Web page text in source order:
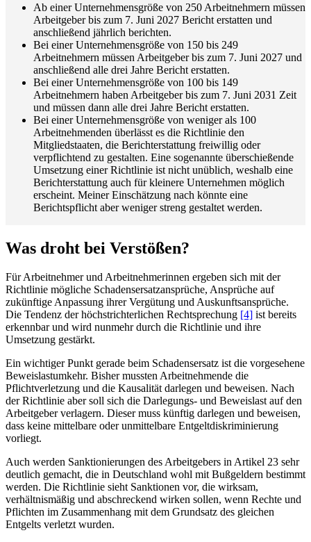
Ab einer Unternehmensgröße von 250 Arbeitnehmern müssen
Arbeitgeber bis zum 7. Juni 2027 Bericht erstatten und
anschließend jährlich berichten.
Bei einer Unternehmensgröße von 150 bis 249
Arbeitnehmern müssen Arbeitgeber bis zum 7. Juni 2027 und
anschließend alle drei Jahre Bericht erstatten.
Bei einer Unternehmensgröße von 100 bis 149
Arbeitnehmern haben Arbeitgeber bis zum 7. Juni 2031 Zeit
und müssen dann alle drei Jahre Bericht erstatten.
Bei einer Unternehmensgröße von weniger als 100
Arbeitnehmenden überlässt es die Richtlinie den
Mitgliedstaaten, die Berichterstattung freiwillig oder
verpflichtend zu gestalten. Eine sogenannte überschießende
Umsetzung einer Richtlinie ist nicht unüblich, weshalb eine
Berichterstattung auch für kleinere Unternehmen möglich
erscheint. Meiner Einschätzung nach könnte eine
Berichtspflicht aber weniger streng gestaltet werden.
Was droht bei Verstößen?
Für Arbeitnehmer und Arbeitnehmerinnen ergeben sich mit der
Richtlinie mögliche Schadensersatzansprüche, Ansprüche auf
zukünftige Anpassung ihrer Vergütung und Auskunftsansprüche.
Die Tendenz der höchstrichterlichen Rechtsprechung [4] ist bereits
erkennbar und wird nunmehr durch die Richtlinie und ihre
Umsetzung gestärkt.
Ein wichtiger Punkt gerade beim Schadensersatz ist die vorgesehene
Beweislastumkehr. Bisher mussten Arbeitnehmende die
Pflichtverletzung und die Kausalität darlegen und beweisen. Nach
der Richtlinie aber soll sich die Darlegungs- und Beweislast auf den
Arbeitgeber verlagern. Dieser muss künftig darlegen und beweisen,
dass keine mittelbare oder unmittelbare Entgeltdiskriminierung
vorliegt.
Auch werden Sanktionierungen des Arbeitgebers in Artikel 23 sehr
deutlich gemacht, die in Deutschland wohl mit Bußgeldern bestimmt
werden. Die Richtlinie sieht Sanktionen vor, die wirksam,
verhältnismäßig und abschreckend wirken sollen, wenn Rechte und
Pflichten im Zusammenhang mit dem Grundsatz des gleichen
Entgelts verletzt wurden.